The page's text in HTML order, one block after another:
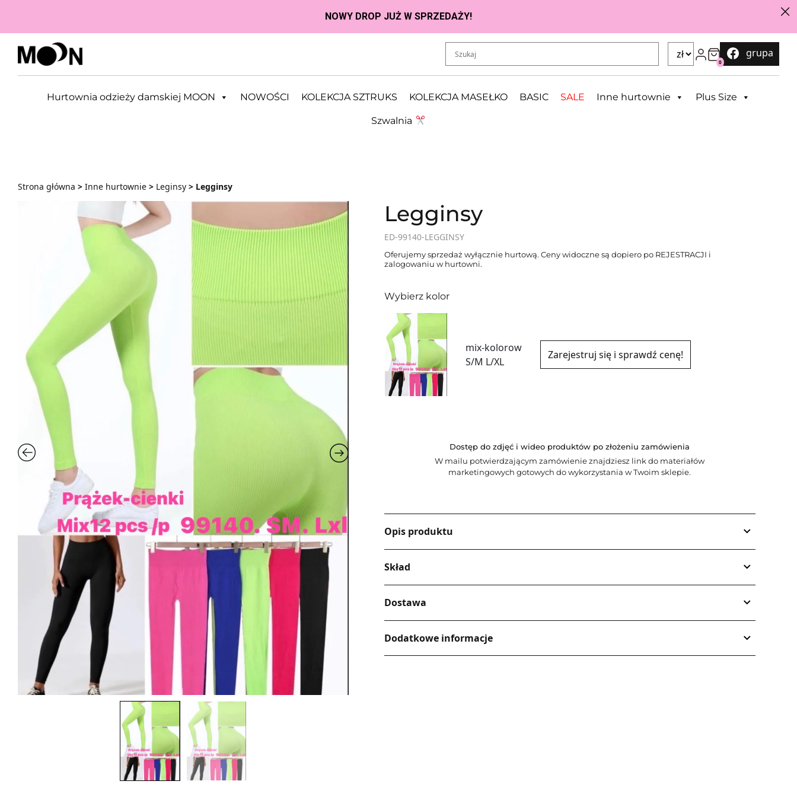
Przejdź do zawartości
0
grupa
Hurtownia odzieży damskiej MOON NOWOŚCI KOLEKCJA SZTRUKS KOLEKCJA MASEŁKO BASIC SALE Inne hurtownie Plus Size
Szwalnia
Strona główna > Inne hurtownie > Leginsy > Legginsy
Legginsy
ED-99140-LEGGINSY
Oferujemy sprzedaż wyłącznie hurtową. Ceny widoczne są dopiero po REJESTRACJI i
zalogowaniu w hurtowni.
Wybierz kolor
mix-kolorow
S/M L/XL
Zarejestruj się i sprawdź cenę!
Dostęp do zdjęć i wideo produktów po złożeniu zamówienia
W mailu potwierdzającym zamówienie znajdziesz link do materiałów
marketingowych gotowych do wykorzystania w Twoim sklepie.
Opis produktu
Skład
Dostawa
Dodatkowe informacje